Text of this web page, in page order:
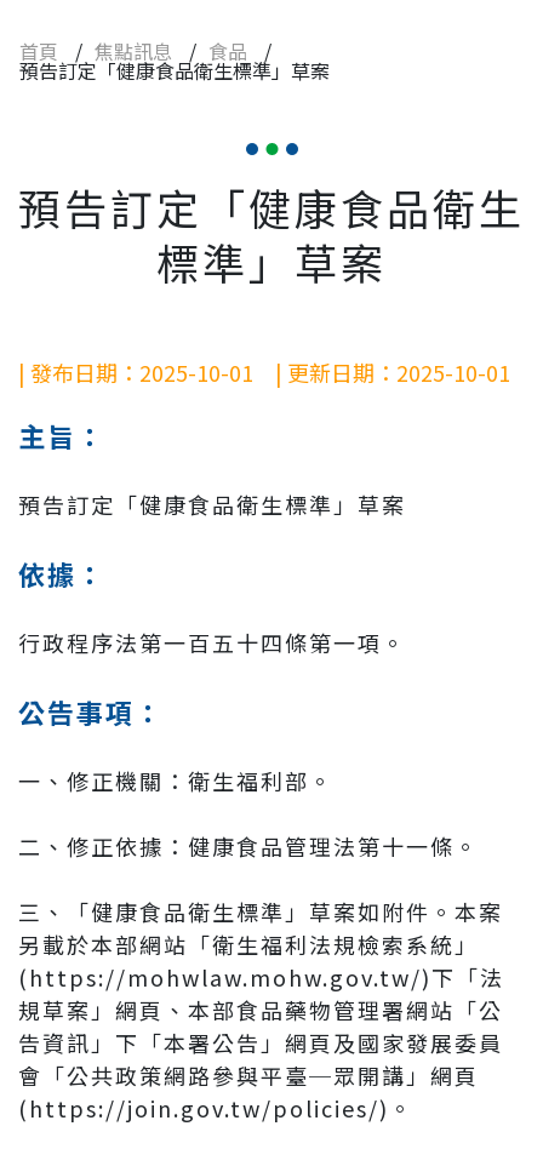
首頁 / 焦點訊息 / 食品 /
預告訂定「健康食品衛生標準」草案
預告訂定「健康食品衛生
標準」草案
| 發布日期：2025-10-01 | 更新日期：2025-10-01
主旨：
預告訂定「健康食品衛生標準」草案
依據：
行政程序法第一百五十四條第一項。
公告事項：
一、修正機關：衛生福利部。
二、修正依據：健康食品管理法第十一條。
三、「健康食品衛生標準」草案如附件。本案
另載於本部網站「衛生福利法規檢索系統」
(https://mohwlaw.mohw.gov.tw/)下「法
規草案」網頁、本部食品藥物管理署網站「公
告資訊」下「本署公告」網頁及國家發展委員
會「公共政策網路參與平臺─眾開講」網頁
(https://join.gov.tw/policies/)。